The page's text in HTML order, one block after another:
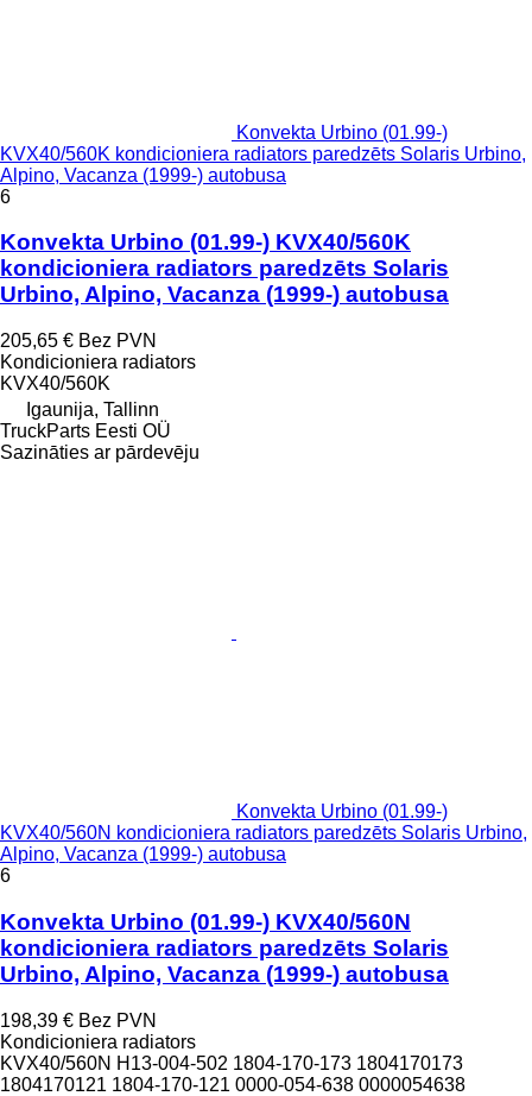
Konvekta Urbino (01.99-)
KVX40/560K kondicioniera radiators paredzēts Solaris Urbino,
Alpino, Vacanza (1999-) autobusa
6
Konvekta Urbino (01.99-) KVX40/560K
kondicioniera radiators paredzēts Solaris
Urbino, Alpino, Vacanza (1999-) autobusa
205,65 € Bez PVN
Kondicioniera radiators
KVX40/560K
Igaunija, Tallinn
TruckParts Eesti OÜ
Sazināties ar pārdevēju
Konvekta Urbino (01.99-)
KVX40/560N kondicioniera radiators paredzēts Solaris Urbino,
Alpino, Vacanza (1999-) autobusa
6
Konvekta Urbino (01.99-) KVX40/560N
kondicioniera radiators paredzēts Solaris
Urbino, Alpino, Vacanza (1999-) autobusa
198,39 € Bez PVN
Kondicioniera radiators
KVX40/560N H13-004-502 1804-170-173 1804170173
1804170121 1804-170-121 0000-054-638 0000054638